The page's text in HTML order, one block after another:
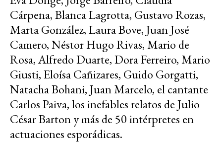
Cárpena, Blanca Lagrotta, Gustavo Rozas,
Marta González, Laura Bove, Juan José
Camero, Néstor Hugo Rivas, Mario de
Rosa, Alfredo Duarte, Dora Ferreiro, Mario
Giusti, Eloísa Cañizares, Guido Gorgatti,
Natacha Bohani, Juan Marcelo, el cantante
Carlos Paiva, los inefables relatos de Julio
César Barton y más de 50 intérpretes en
actuaciones esporádicas.